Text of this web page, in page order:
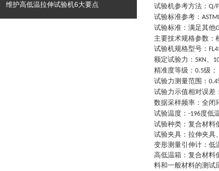
维护高低温拉伸试验机6大要点
试验机参考方法 ： Q/
试验标准参考 ：
试验标准 ： 满足其他
主要技术规格参数 ：
试验机规格型号 ：
额定试验力 ： 5KN、
精准度等级 ： 0.5级 ；
试验力测量范围 ：
试验力示值相对误差
数据采样频率 ： 全闭
试验温度 ： -196度低
试验种类 ： 复合材料
试验夹具 ： 拉伸夹具
变形测量引伸计 ： 低
高低温箱 ： 复合材料
料和一般材料的测试